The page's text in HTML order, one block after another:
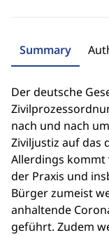
Summary
Der deutsche
nach und nach
Ziviljustiz auf das
Allerdings kommt
der Praxis und
Bürger zumeist
anhaltende
geführt. Zudem